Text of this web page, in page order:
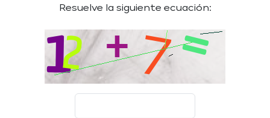
Resuelve la siguiente ecuación: